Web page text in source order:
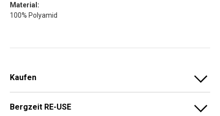
Material:
100% Polyamid
Kaufen
Bergzeit RE-USE